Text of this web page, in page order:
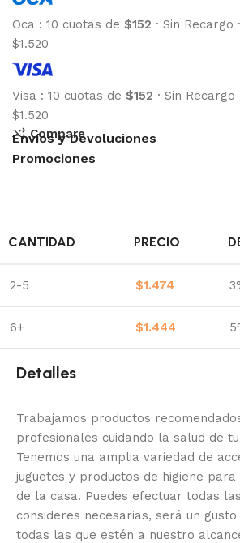
Oca : 10 cuotas de $152 · Sin Recargo ·
$1.520
Visa : 10 cuotas de $152 · Sin Recargo
$1.520
Compare
Envíos y Devoluciones
Promociones
CANTIDAD PRECIO
2-5 $1.474
6+ $1.444
Detalles
Trabajamos productos
profesionales cuidando la salud de
Tenemos una amplia variedad de
juguetes y productos de higiene
de la casa. Puedes efectuar todas
consideres necesarias, será un
todas las que estén a nuestro